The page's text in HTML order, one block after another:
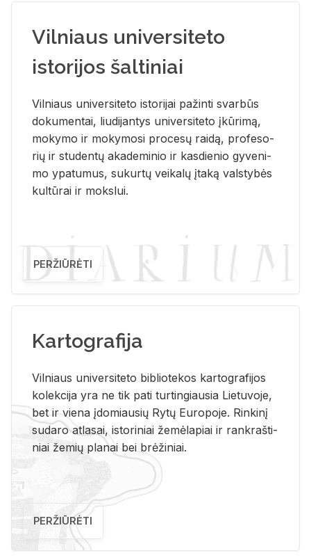
Vilniaus universiteto
istorijos šaltiniai
Vil­niaus uni­ver­si­te­to is­to­ri­jai pa­žin­ti svar­būs
do­ku­men­tai, liu­di­jan­tys uni­ver­si­te­to įkū­ri­mą,
mo­ky­mo ir mo­ky­mo­si pro­ce­sų rai­dą, pro­fe­so­
rių ir stu­den­tų aka­de­mi­nio ir kas­die­nio gy­ve­ni­
mo ypa­tu­mus, su­kur­tų vei­ka­lų įta­ką vals­ty­bės
kul­tū­rai ir moks­lui.
PERŽIŪRĖTI
Kartografija
Vil­niaus uni­ver­si­te­to bi­b­lio­te­kos kar­to­gra­fi­jos
ko­lek­ci­ja yra ne tik pati tur­tin­giau­sia Lie­tu­vo­je,
bet ir vie­na įdo­miau­sių Rytų Eu­ro­po­je. Rin­ki­nį
su­da­ro at­la­sai, is­to­ri­niai že­mė­la­piai ir rank­raš­ti­
niai že­mių pla­nai bei brė­ži­niai.
PERŽIŪRĖTI